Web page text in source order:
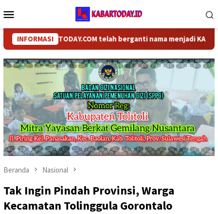
ke
Mobile
INFORMASI
KABARTODAY.COM telah berganti nama menjadi
Beranda Nasional
Tak Ingin Pindah Provinsi, Warga
Kecamatan Tolinggula Gorontalo